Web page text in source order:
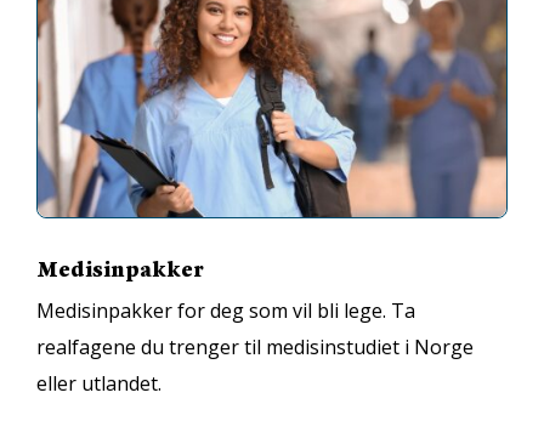
Medisinpakker
Medisinpakker for deg som vil bli lege. Ta
realfagene du trenger til medisinstudiet i Norge
eller utlandet.